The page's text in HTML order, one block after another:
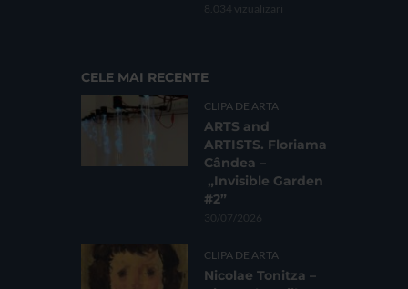
8.034 vizualizari
CELE MAI RECENTE
CLIPA DE ARTA
ARTS and
ARTISTS. Floriama
Cândea –
„Invisible Garden
#2”
30/07/2026
CLIPA DE ARTA
Nicolae Tonitza –